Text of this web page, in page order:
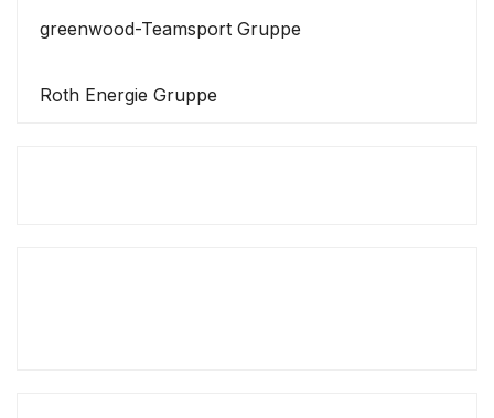
greenwood-Teamsport Gruppe
Roth Energie Gruppe